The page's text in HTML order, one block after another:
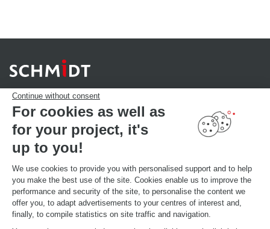
Continue without consent
For cookies as well as
for your project, it's
up to you!
We use cookies to provide you with personalised support and to help
you make the best use of the site. Cookies enable us to improve the
performance and security of the site, to personalise the content we
offer you, to adapt advertisements to your centres of interest and,
finally, to compile statistics on site traffic and navigation.
YOUR PROJECT
Download our catalogue
Find your Store
MAKE AN APPOINTMENT
GLOBAL INFORMATIONS
Current brand news